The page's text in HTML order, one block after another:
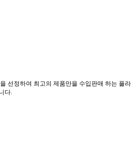
선정하여 최고의 제품만을 수입판매 하는 플라
다.